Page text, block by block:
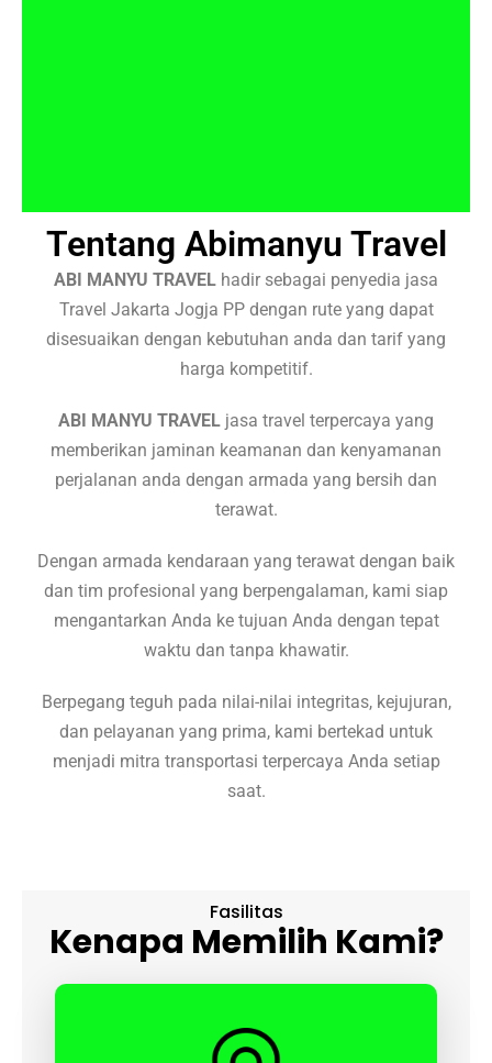
Tentang Abimanyu Travel
ABI MANYU TRAVEL hadir sebagai penyedia jasa
Travel Jakarta Jogja PP dengan rute yang dapat
disesuaikan dengan kebutuhan anda dan tarif yang
harga kompetitif.
ABI MANYU TRAVEL jasa travel terpercaya yang
memberikan jaminan keamanan dan kenyamanan
perjalanan anda dengan armada yang bersih dan
terawat.
Dengan armada kendaraan yang terawat dengan baik
dan tim profesional yang berpengalaman, kami siap
mengantarkan Anda ke tujuan Anda dengan tepat
waktu dan tanpa khawatir.
Berpegang teguh pada nilai-nilai integritas, kejujuran,
dan pelayanan yang prima, kami bertekad untuk
menjadi mitra transportasi terpercaya Anda setiap
saat.
Fasilitas
Kenapa Memilih Kami?